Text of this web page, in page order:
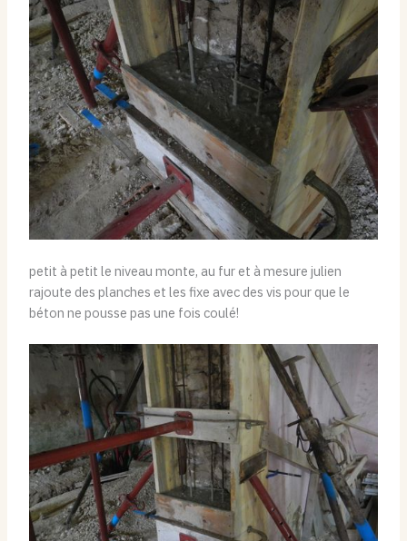
petit à petit le niveau monte, au fur et à mesure julien
rajoute des planches et les fixe avec des vis pour que le
béton ne pousse pas une fois coulé!